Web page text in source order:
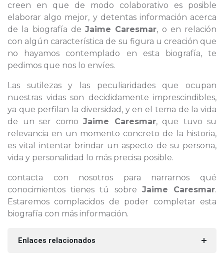
creen en que de modo colaborativo es posible
elaborar algo mejor, y detentas información acerca
de la biografía de Jaime Caresmar, o en relación
con algún característica de su figura u creación que
no hayamos contemplado en esta biografía, te
pedimos que nos lo envíes.
Las sutilezas y las peculiaridades que ocupan
nuestras vidas son decididamente imprescindibles,
ya que perfilan la diversidad, y en el tema de la vida
de un ser como Jaime Caresmar, que tuvo su
relevancia en un momento concreto de la historia,
es vital intentar brindar un aspecto de su persona,
vida y personalidad lo más precisa posible.
contacta con nosotros para narrarnos qué
conocimientos tienes tú sobre Jaime Caresmar.
Estaremos complacidos de poder completar esta
biografía con más información.
Enlaces relacionados